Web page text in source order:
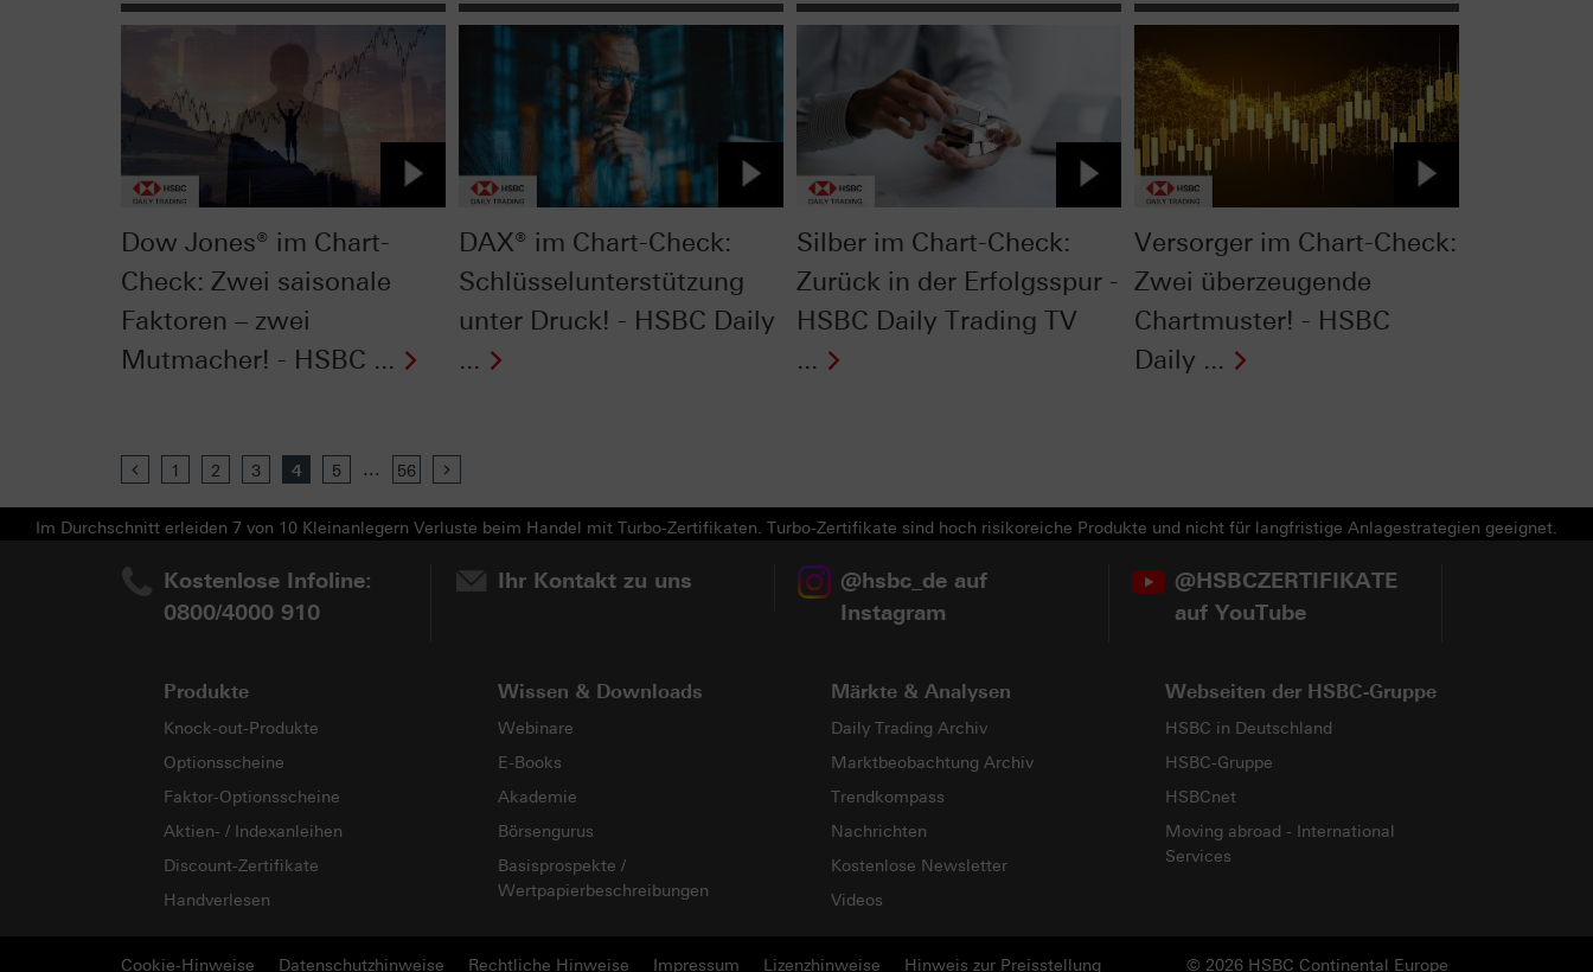
Dow Jones® im Chart-
Check: Zwei saisonale
Faktoren – zwei
Mutmacher! - HSBC ...
DAX® im Chart-Check:
Schlüsselunterstützung
unter Druck! - HSBC Daily
...
Silber im Chart-Check:
Zurück in der Erfolgsspur -
HSBC Daily Trading TV
...
Versorger im Chart-Check:
Zwei überzeugende
Chartmuster! - HSBC
Daily ...
Previous
1 2 3 4 5 ... 56
Im Durchschnitt erleiden 7 von 10 Kleinanlegern Verluste beim Handel mit Turbo-Zertifikaten. Turbo-Zertifikate sind hoch risikoreiche Produkte und nicht für langfristige Anlagestrategien geeignet.
Kostenlose Infoline:
0800/4000 910
Ihr Kontakt zu uns
@hsbc_de auf
Instagram
@HSBCZERTIFIKATE
auf YouTube
Produkte
Knock-out-Produkte
Optionsscheine
Faktor-Optionsscheine
Aktien- / Indexanleihen
Discount-Zertifikate
Handverlesen
Wissen & Downloads
Webinare
E-Books
Akademie
Börsengurus
Basisprospekte /
Wertpapierbeschreibungen
Märkte & Analysen
Daily Trading Archiv
Marktbeobachtung Archiv
Trendkompass
Nachrichten
Kostenlose Newsletter
Videos
Webseiten der HSBC-Gruppe
HSBC in Deutschland
HSBC-Gruppe
HSBCnet
Moving abroad - International
Services
Cookie-Hinweise Datenschutzhinweise Rechtliche Hinweise Impressum Lizenzhinweise © 2026 HSBC Continental Europe
Hinweis zur Preisstellung